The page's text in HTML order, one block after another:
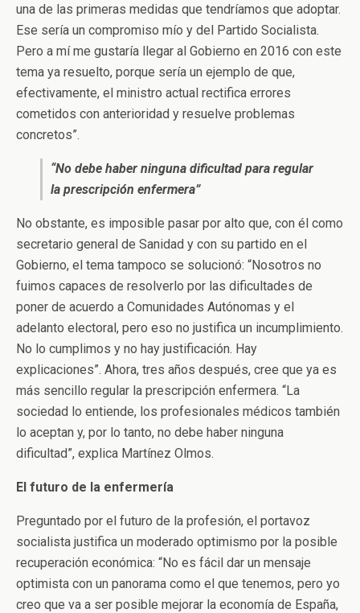
una de las primeras medidas que tendríamos que adoptar.
Ese sería un compromiso mío y del Partido Socialista.
Pero a mí me gustaría llegar al Gobierno en 2016 con este
tema ya resuelto, porque sería un ejemplo de que,
efectivamente, el ministro actual rectifica errores
cometidos con anterioridad y resuelve problemas
concretos”.
“No debe haber ninguna dificultad para regular
la prescripción enfermera”
No obstante, es imposible pasar por alto que, con él como
secretario general de Sanidad y con su partido en el
Gobierno, el tema tampoco se solucionó: “Nosotros no
fuimos capaces de resolverlo por las dificultades de
poner de acuerdo a Comunidades Autónomas y el
adelanto electoral, pero eso no justifica un incumplimiento.
No lo cumplimos y no hay justificación. Hay
explicaciones”. Ahora, tres años después, cree que ya es
más sencillo regular la prescripción enfermera. “La
sociedad lo entiende, los profesionales médicos también
lo aceptan y, por lo tanto, no debe haber ninguna
dificultad”, explica Martínez Olmos.
El futuro de la enfermería
Preguntado por el futuro de la profesión, el portavoz
socialista justifica un moderado optimismo por la posible
recuperación económica: “No es fácil dar un mensaje
optimista con un panorama como el que tenemos, pero yo
creo que va a ser posible mejorar la economía de España,